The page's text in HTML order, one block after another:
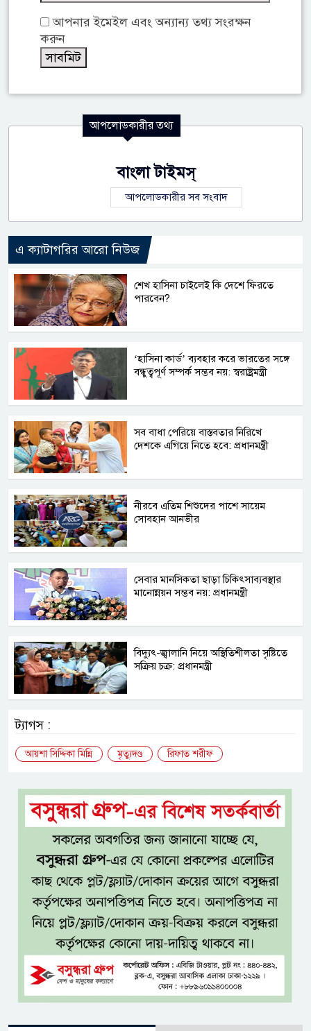
আপনার ইমেইল এবং অন্যান্য তথ্য সংরক্ষন
করুন
আপলোডকারীর তথ্য
বাংলা টাইমস্
আপলোডকারীর সব সংবাদ
এ ক্যাটাগরির আরো নিউজ
শেখ হাসিনা চাইলেই কি দেশে ফিরতে
পারবেন?
‘হাসিনা কার্ড’ ব্যবহার করে ভারতের সঙ্গে
বন্ধুত্বপূর্ণ সম্পর্ক সম্ভব নয়: স্বরাষ্ট্রমন্ত্রী
সব বাধা পেরিয়ে বাস্তবতার নিরিখে
দেশকে এগিয়ে নিতে হবে: প্রধানমন্ত্রী
নীরবে এতিম শিশুদের পাশে সায়েম
সোবহান আনভীর
সেবার মানসিকতা ছাড়া চিকিৎসাব্যবস্থার
মানোন্নয়ন সম্ভব নয়: প্রধানমন্ত্রী
বিদ্যুৎ-জ্বালানি নিয়ে অস্থিতিশীলতা সৃষ্টিতে
সক্রিয় চক্র: প্রধানমন্ত্রী
ট্যাগস :
আয়শা সিদ্দিকা মিন্নি মৃত্যুদণ্ড রিফাত শরীফ